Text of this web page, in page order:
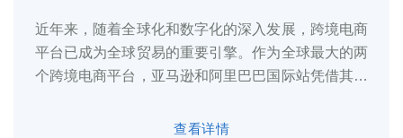
近年来，随着全球化和数字化的深入发展，跨境电商
平台已成为全球贸易的重要引擎。作为全球最大的两
个跨境电商平台，亚马逊和阿里巴巴国际站凭借其庞
查看详情